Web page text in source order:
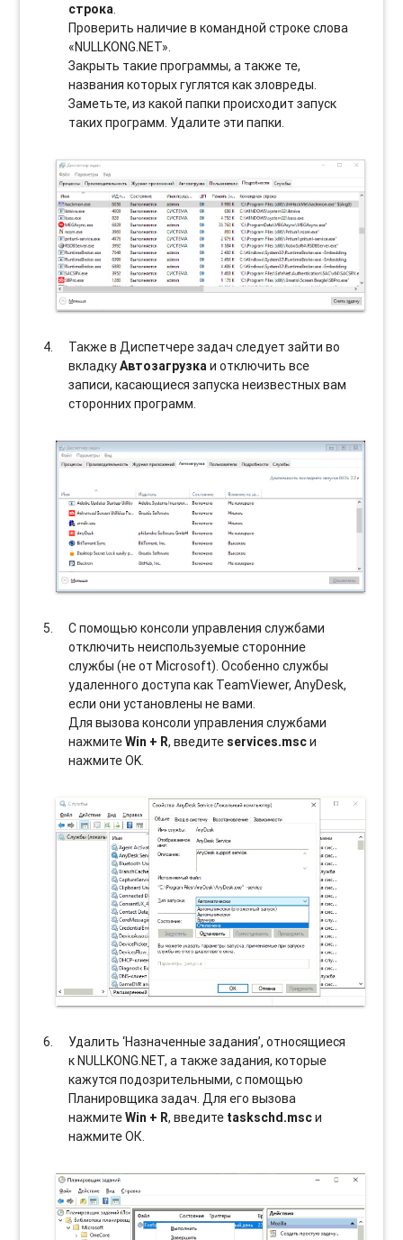
строка.
Проверить наличие в командной строке слова
«NULLKONG.NET».
Закрыть такие программы, а также те,
названия которых гуглятся как зловреды.
Заметьте, из какой папки происходит запуск
таких программ. Удалите эти папки.
Также в Диспетчере задач следует зайти во
вкладкуАвтозагрузкаи отключить все
записи, касающиеся запуска неизвестных вам
сторонних программ.
С помощью консоли управления службами
отключить неиспользуемые сторонние
службы (не от Microsoft). Особенно службы
удаленного доступа как TeamViewer, AnyDesk,
если они установлены не вами.
Для вызова консоли управления службами
нажмитеWin + R, введите services.mscи
нажмите OK.
Удалить ‘Назначенные задания’, относящиеся
к NULLKONG.NET, а также задания, которые
кажутся подозрительными, с помощью
Планировщика задач. Для его вызова
нажмитеWin + R, введите taskschd.mscи
нажмите ОК.